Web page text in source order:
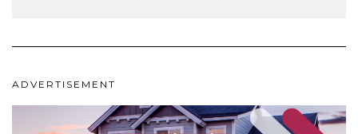
ADVERTISEMENT